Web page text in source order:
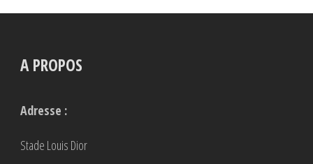
A PROPOS
Adresse :
Stade Louis Dior